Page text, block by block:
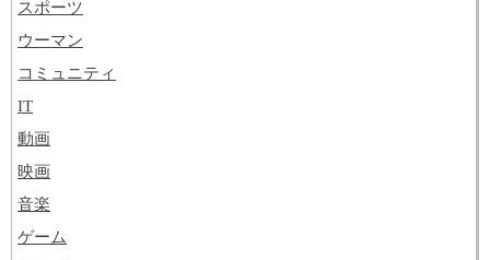
スポーツ
ウーマン
コミュニティ
IT
動画
映画
音楽
ゲーム